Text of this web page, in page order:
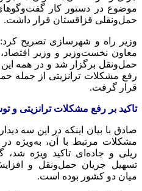
موضوع در دستور کار
حمل‌ونقلی قزاقستان قرار داشت.
وزیر راه و شهرسازی تصریح
معاون نخست‌وزیر و وزیر
حمل‌ونقل برگزار شد و در همه این
رفع مشکلات ترانزیتی از جمله
قرار گرفت.
تاکید بر رفع مشکلات ترانزیتی و
صادق با بیان اینکه در این سه
مشکلات مرتبط با آن، به‌ویژه
ریلی و جاده‌ای تاکید ویژه
تسهیل جریان حمل‌ونقل و
میان دو کشور بوده است.